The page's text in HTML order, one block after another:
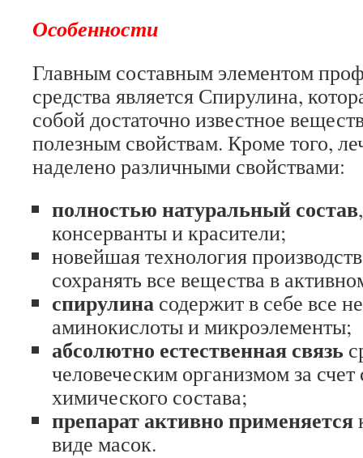
Особенности
Главным составным элементом
средства является Спирулина,
собой достаточно известное
полезным свойствам. Кроме того,
наделено различными свойствами:
полностью натуральный состав
консерванты и красители;
новейшая технология
сохранять все вещества в
спирулина содержит в себе все
аминокислоты и микроэлементы;
абсолютно естественная связь
человеческим организмом за счет
химического состава;
препарат активно применяется
виде масок.